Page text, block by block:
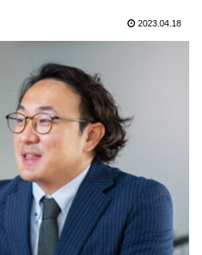
2023.04.18